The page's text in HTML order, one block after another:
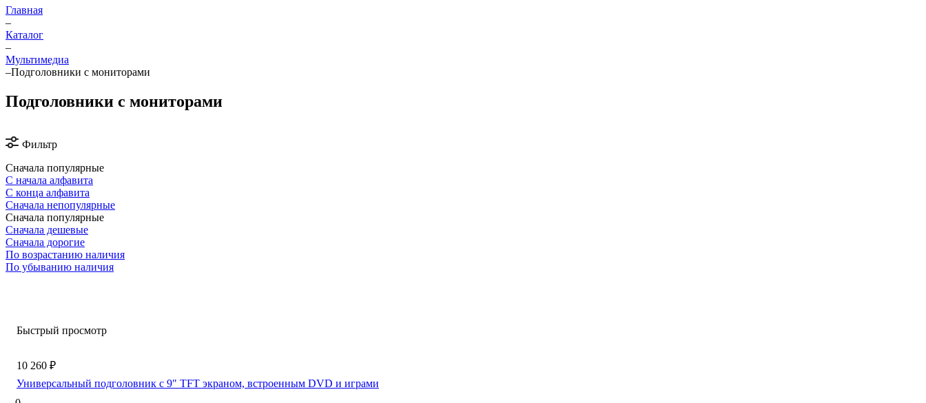
Главная
–
Каталог
–
Мультимедиа
–Подголовники с мониторами
Подголовники с мониторами
Фильтр
Сначала популярные
С начала алфавита
С конца алфавита
Сначала непопулярные
Сначала популярные
Сначала дешевые
Сначала дорогие
По возрастанию наличия
По убыванию наличия
Быстрый просмотр
10 260 ₽
Универсальный подголовник с 9" TFT экраном, встроенным DVD и играми